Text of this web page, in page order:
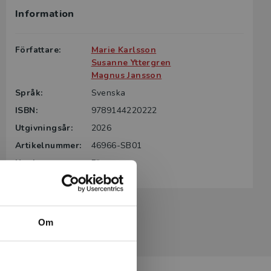
Om
till boken
för din
gäller
Information
Författare:
Marie Karlsson
Susanne Yttergren
Magnus Jansson
Språk:
Svenska
ISBN:
9789144220222
Utgivningsår:
2026
Artikelnummer:
46966-SB01
Upplaga:
Första